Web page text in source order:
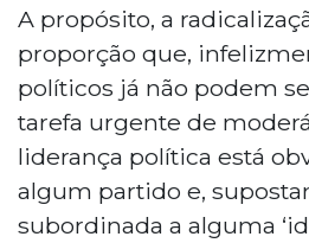
A propósito, a
proporção que,
políticos já não podem
tarefa urgente de
liderança política está
algum partido e,
subordinada a alguma